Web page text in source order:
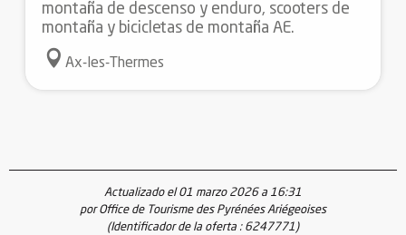
montaña de descenso y enduro, scooters de
montaña y bicicletas de montaña AE.
Ax-les-Thermes
Actualizado el 01 marzo 2026 a 16:31
por Office de Tourisme des Pyrénées Ariégeoises
(Identificador de la oferta : 6247771 )